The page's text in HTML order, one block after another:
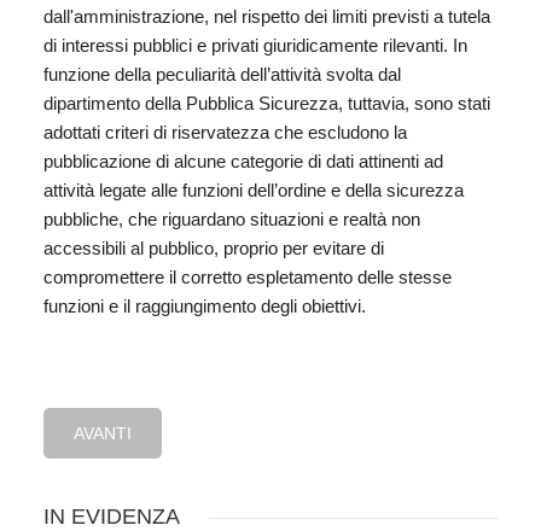
dall'amministrazione, nel rispetto dei limiti previsti a tutela
di interessi pubblici e privati giuridicamente rilevanti. In
funzione della peculiarità dell’attività svolta dal
dipartimento della Pubblica Sicurezza, tuttavia, sono stati
adottati criteri di riservatezza che escludono la
pubblicazione di alcune categorie di dati attinenti ad
attività legate alle funzioni dell’ordine e della sicurezza
pubbliche, che riguardano situazioni e realtà non
accessibili al pubblico, proprio per evitare di
compromettere il corretto espletamento delle stesse
funzioni e il raggiungimento degli obiettivi.
AVANTI
IN EVIDENZA